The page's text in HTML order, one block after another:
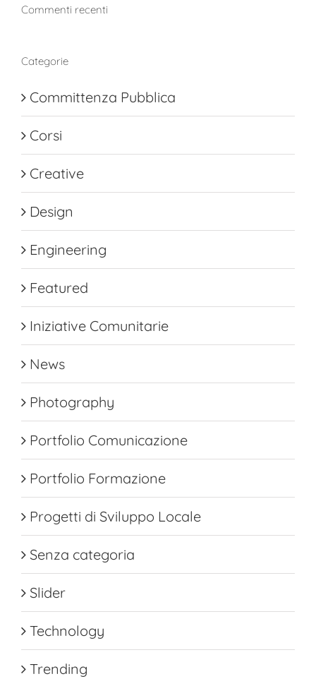
Commenti recenti
Categorie
Committenza Pubblica
Corsi
Creative
Design
Engineering
Featured
Iniziative Comunitarie
News
Photography
Portfolio Comunicazione
Portfolio Formazione
Progetti di Sviluppo Locale
Senza categoria
Slider
Technology
Trending